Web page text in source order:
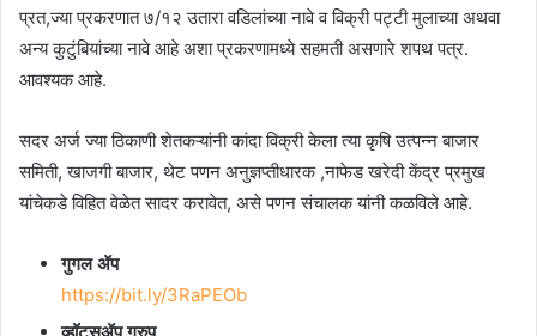
प्रत,ज्या प्रकरणात ७/१२ उतारा वडिलांच्या नावे व विक्री पट्टी मुलाच्या अथवा
अन्य कुटुंबियांच्या नावे आहे अशा प्रकरणामध्ये सहमती असणारे शपथ पत्र.
आवश्यक आहे.
सदर अर्ज ज्या ठिकाणी शेतकऱ्यांनी कांदा विक्री केला त्या कृषि उत्पन्न बाजार
समिती, खाजगी बाजार, थेट पणन अनुज्ञप्तीधारक ,नाफेड खरेदी केंद्र प्रमुख
यांचेकडे विहित वेळेत सादर करावेत, असे पणन संचालक यांनी कळविले आहे.
गुगल ॲप
https://bit.ly/3RaPEOb